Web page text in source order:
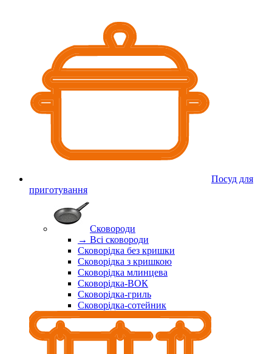
Посуд для
приготування
Сковороди
→ Всі сковороди
Сковорідка без кришки
Сковорідка з кришкою
Сковорідка млинцева
Сковорідка-ВОК
Сковорідка-гриль
Сковорідка-сотейник